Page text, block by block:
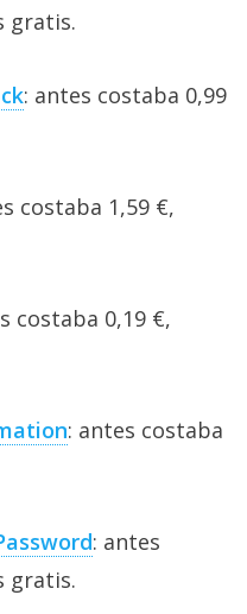
gratis.
: antes costaba 0,99
costaba 1,59 €,
costaba 0,19 €,
: antes costaba
: antes
gratis.